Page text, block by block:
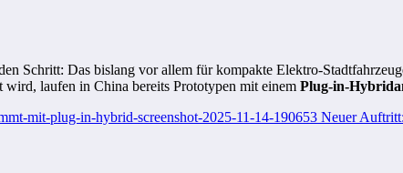
Schritt: Das bislang vor allem für kompakte Elektro-
wird, laufen in China bereits Prototypen mit einem Plug-in-